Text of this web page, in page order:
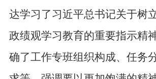
达学习了习近平总书记关于树
政绩观学习教育的重要指示精
确了工作专班组织构成、任务